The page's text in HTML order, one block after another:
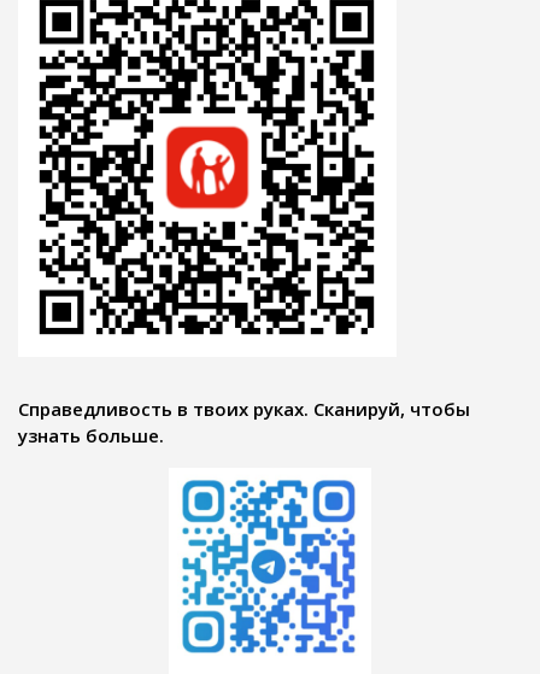
Справедливость в твоих руках. Сканируй, чтобы
узнать больше.